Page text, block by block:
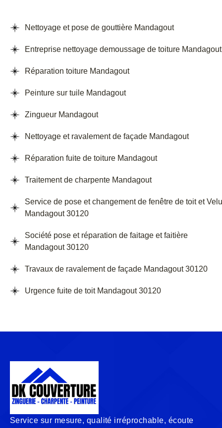
Nettoyage et pose de gouttière Mandagout
Entreprise nettoyage demoussage de toiture Mandagout
Réparation toiture Mandagout
Peinture sur tuile Mandagout
Zingueur Mandagout
Nettoyage et ravalement de façade Mandagout
Réparation fuite de toiture Mandagout
Traitement de charpente Mandagout
Service de pose et changement de fenêtre de toit et
Mandagout 30120
Société pose et réparation de faitage et faitière
Mandagout 30120
Travaux de ravalement de façade Mandagout 30120
Urgence fuite de toit Mandagout 30120
Service sur mesure, qualité irréprochable, écoute